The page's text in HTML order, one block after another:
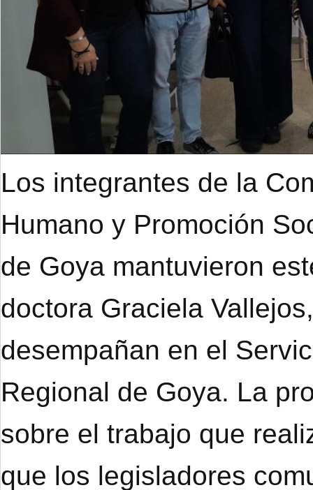
Los integrantes de la
Humano y Promoción
de Goya mantuvieron
doctora Graciela
desempañan en el
Regional de Goya. La
sobre el trabajo que
que los legisladores